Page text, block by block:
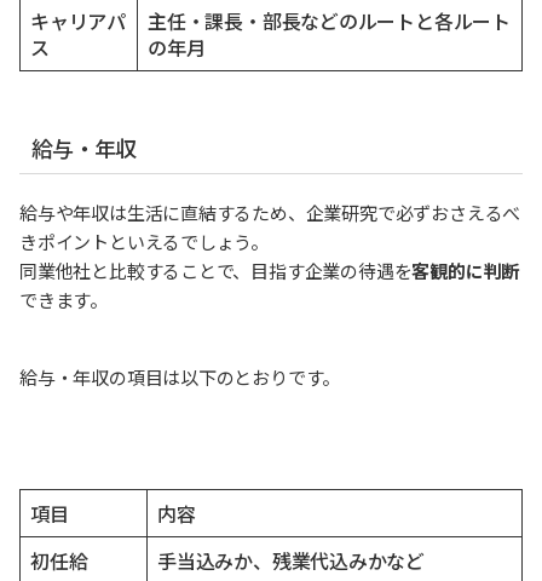
キャリアパ
ス
主任・課長・部長などのルートと各ルート
の年月
給与・年収
給与や年収は生活に直結するため、企業研究で必ずおさえるべ
きポイントといえるでしょう。
同業他社と比較することで、目指す企業の待遇を客観的に判断
できます。
給与・年収の項目は以下のとおりです。
項目
内容
初任給
手当込みか、残業代込みかなど